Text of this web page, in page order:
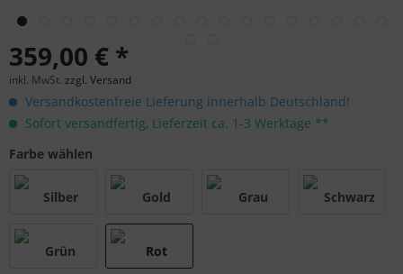
359,00 € *
inkl. MwSt. zzgl. Versand
Versandkostenfreie Lieferung innerhalb Deutschland!
Sofort versandfertig, Lieferzeit ca. 1-3 Werktage **
Farbe wählen